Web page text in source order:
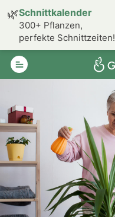
🌿Schnittkalender
300+ Pflanzen,
perfekte Schnittzeiten!